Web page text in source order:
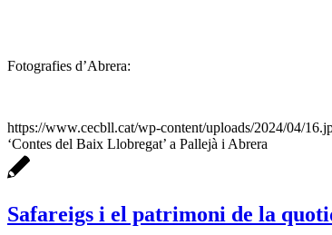
Fotografies d’Abrera:
https://www.cecbll.cat/wp-content/uploads/2024/04/
‘Contes del Baix Llobregat’ a Pallejà i Abrera
Safareigs i el patrimoni de la